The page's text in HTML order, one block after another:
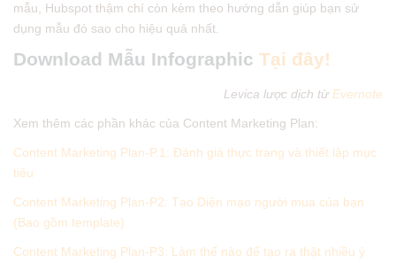
mẫu, Hubspot thậm chí còn kèm theo hướng dẫn giúp bạn sử
dụng mẫu đó sao cho hiệu quả nhất.
Download Mẫu Infographic Tại đây!
Levica lược dịch từ Evernote
Xem thêm các phần khác của Content Marketing Plan:
Content Marketing Plan-P.1: Đánh giá thực trạng và thiết lập mục
tiêu
Content Marketing Plan-P2: Tạo Diện mạo người mua của bạn
(Bao gồm template)
Content Marketing Plan-P3: Làm thế nào để tạo ra thật nhiều ý